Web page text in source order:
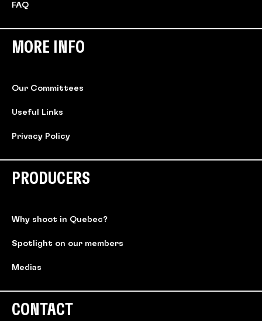
FAQ
MORE INFO
Our Committees
Useful Links
Privacy Policy
PRODUCERS
Why shoot in Quebec?
Spotlight on our members
Medias
CONTACT